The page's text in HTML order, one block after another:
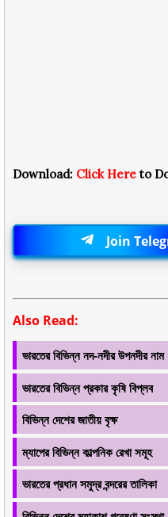
Download: Click Here to
Join
Also Read:
ভারতের বিভিন্ন নদ-নদীর উপনদীর নাম
ভারতের বিভিন্ন প্রকার কৃষি বিপ্লব
বিভিন্ন দেশের জাতীয় বৃক্ষ
ম্যাপের বিভিন্ন কাল্পনিক রেখা সমূহ
ভারতের প্রধান সমুদ্র বন্দরের তালিকা